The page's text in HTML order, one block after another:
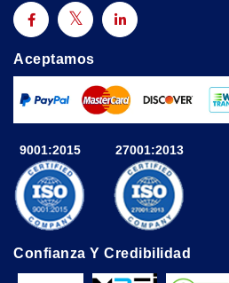
Aceptamos
9001:2015 27001:2013
Confianza Y Credibilidad